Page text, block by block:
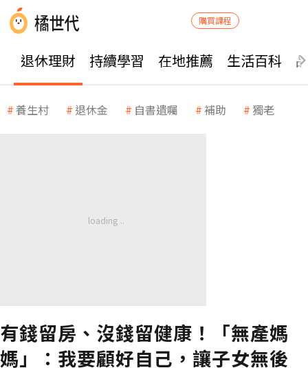
購買課程
退休理財 持續學習 在地推薦 生活百科
養生村 退休金 自書遺囑 補助 獨老
有錢留房、沒錢留健康！「無產媽
媽」：我要顧好自己，讓子女無後